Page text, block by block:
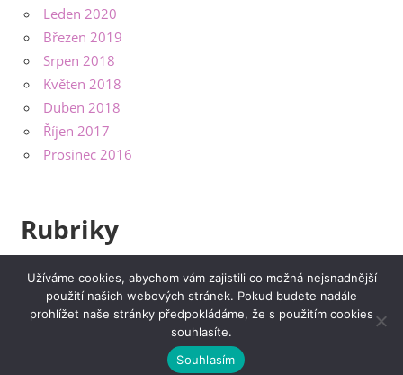
Leden 2020
Březen 2019
Srpen 2018
Květen 2018
Duben 2018
Říjen 2017
Prosinec 2016
Rubriky
Bydlení
Výrobky
WordPress Theme: Beetle by ThemeZee.
Užíváme cookies, abychom vám zajistili co možná nejsnadnější
použití našich webových stránek. Pokud budete nadále
prohlížet naše stránky předpokládáme, že s použitím cookies
souhlasíte.
Souhlasím